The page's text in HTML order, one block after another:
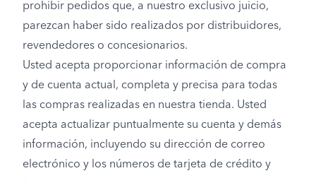
prohibir pedidos que, a nuestro exclusivo juicio,
parezcan haber sido realizados por distribuidores,
revendedores o concesionarios.
Usted acepta proporcionar información de compra
y de cuenta actual, completa y precisa para todas
las compras realizadas en nuestra tienda. Usted
acepta actualizar puntualmente su cuenta y demás
información, incluyendo su dirección de correo
electrónico y los números de tarjeta de crédito y